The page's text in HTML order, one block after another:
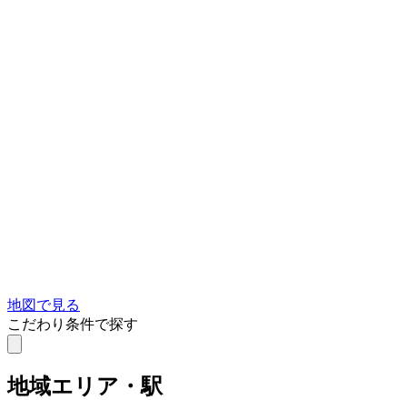
地図で見る
こだわり条件で探す
地域エリア・駅